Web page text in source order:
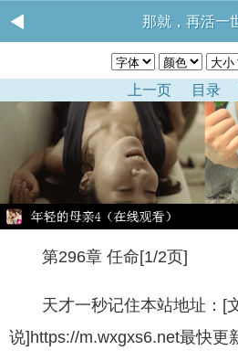
那就，再活一
上一页 目录
第296章 任命[1/2页]
天才一秒记住本站地址：[
说]https://m.wxgxs6.net最快更